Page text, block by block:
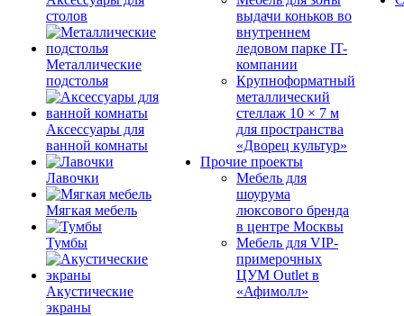
столов
Металлические
подстолья
Аксессуары для
ванной комнаты
Лавочки
Мягкая мебель
Тумбы
Акустические
экраны
выдачи коньков во
внутреннем
ледовом парке IT-
компании
Крупноформатный
металлический
стеллаж 10 × 7 м
для пространства
«Дворец культур»
Прочие проекты
Мебель для
шоурума
люксового бренда
в центре Москвы
Мебель для VIP-
примерочных
ЦУМ Outlet в
«Афимолл»